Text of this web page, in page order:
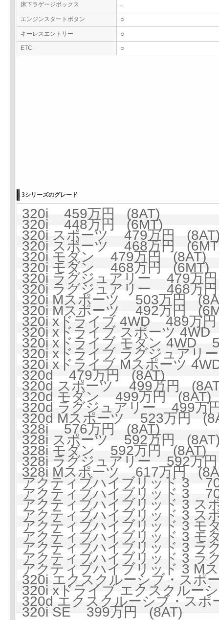
床下ラゲージボックス -
エンジンスタートボタン ○
キーレスエントリー ○
ETC ○
3シリーズのグレード
320i 459万円 (8AT)
320i 448万円 (6MT)
320i スポーツ 479万円
320i スポーツ 468万円
320i モダン 479万円 (8AT)
320i モダン 468万円 (6MT)
320i ラグジュアリー 479万
320i ラグジュアリー 468万
320i Mスポーツ 503万円
320i Mスポーツ 492万円
320i xドライブ 4WD 489万
320i xドライブ スポーツ
320i xドライブ モダン 4WD
320i xドライブ ラグジュア
320i xドライブ Mスポーツ
320d 479万円 (8AT)
320d スポーツ 499万円
320d モダン 499万円 (8AT)
320d ラグジュアリー 499万
320d Mスポーツ 523万円
328i 576万円 (8AT)
328i スポーツ 592万円
328i モダン 592万円 (8AT)
328i ラグジュアリー 592万
328i Mスポーツ 617万円
アクティブハイブリッド 3
アクティブハイブリッド 3
アクティブハイブリッド 3
アクティブハイブリッド 3
アクティブハイブリッド 3
アクティブハイブリッド 3
アクティブハイブリッド 3
アクティブハイブリッド 3
アクティブハイブリッド 3
320i エクスクルーシブ・ス
320i xドライブ エクスクルー
320d エクスクルーシブ・ス
320i SE 399万円 (8AT)